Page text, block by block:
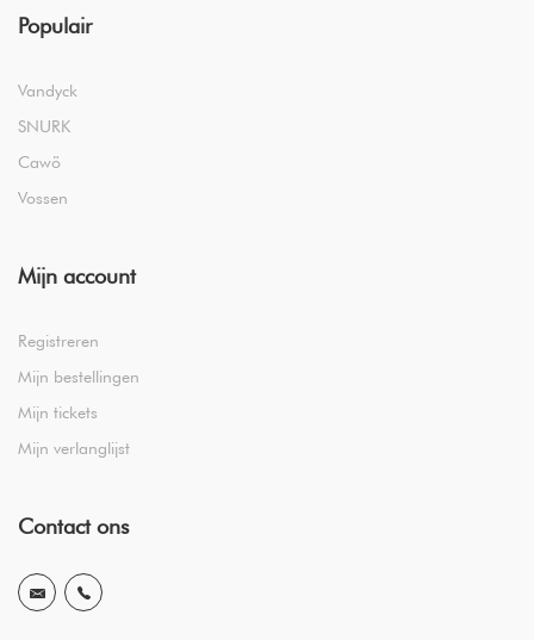
Populair
Vandyck
SNURK
Cawö
Vossen
Mijn account
Registreren
Mijn bestellingen
Mijn tickets
Mijn verlanglijst
Contact ons